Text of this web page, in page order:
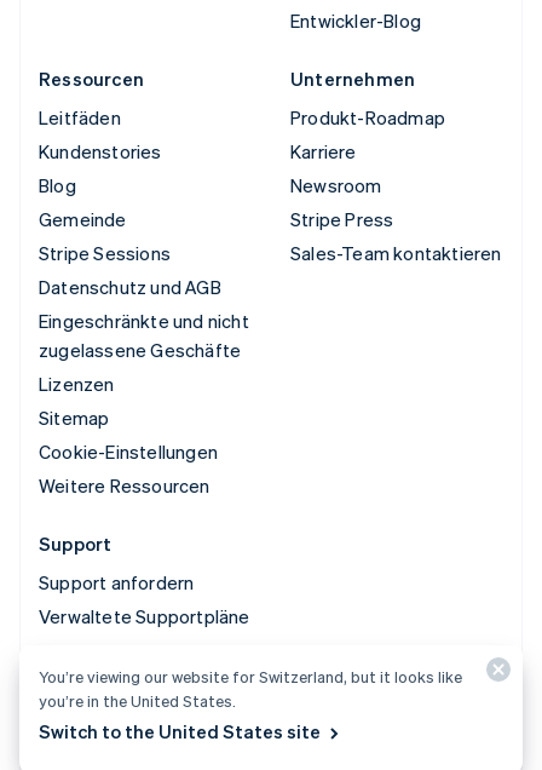
Entwickler-Blog
Ressourcen
Leitfäden
Kundenstories
Blog
Gemeinde
Stripe Sessions
Datenschutz und AGB
Eingeschränkte und nicht
zugelassene Geschäfte
Lizenzen
Sitemap
Cookie-Einstellungen
Weitere Ressourcen
Unternehmen
Produkt-Roadmap
Karriere
Newsroom
Stripe Press
Sales-Team kontaktieren
Support
Support anfordern
Verwaltete Supportpläne
© 2026 Stripe, LLC
You’re viewing our website for Switzerland, but it looks like
you’re in the United States.
Switch to the United States site